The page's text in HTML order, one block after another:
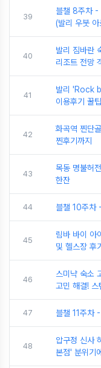
39
블챌 8주차 -
(발리 우붓
40
발리 짐바란
리조트 전망
41
발리 'Rock
이용후기 꿀
42
화곡역 찐단
찐후기까지
43
목동 명불허
한잔
44 블챌 10주차
45
림바 바이 아
및 헬스장 후기
46
스미냑 숙소
고민 해결! 스
47 블챌 11주차
48
압구정 신사
본점' 분위기